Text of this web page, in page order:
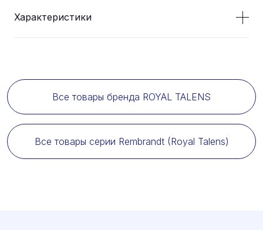
Характеристики
Все товары бренда ROYAL TALENS
Все товары серии Rembrandt (Royal Talens)